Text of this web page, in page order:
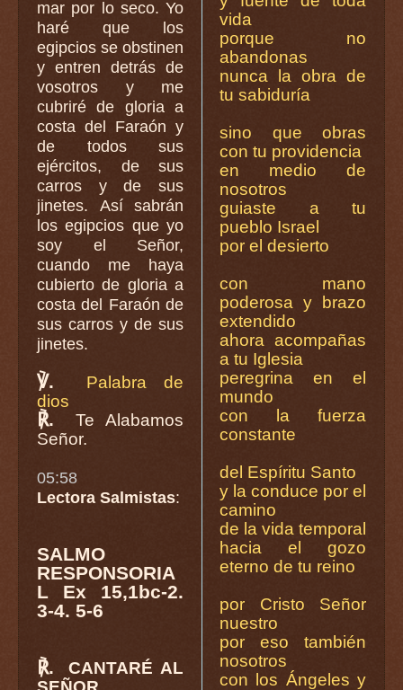
mar por lo seco. Yo
haré que los
egipcios se obstinen
y entren detrás de
vosotros y me
cubriré de gloria a
costa del Faraón y
de todos sus
ejércitos, de sus
carros y de sus
jinetes. Así sabrán
los egipcios que yo
soy el Señor,
cuando me haya
cubierto de gloria a
costa del Faraón de
sus carros y de sus
jinetes.
℣.
Palabra de
dios
℟.
Te Alabamos
Señor.
05:58
Lectora Salmistas:
SALMO
RESPONSORIA
L Ex 15,1bc-2.
3-4. 5-6
℟.
CANTARÉ AL
vida
porque no
abandonas
nunca la obra de
tu sabiduría
sino que obras
con tu providencia
en medio de
nosotros
guiaste a tu
pueblo Israel
por el desierto
con mano
poderosa y brazo
extendido
ahora acompañas
a tu Iglesia
peregrina en el
mundo
con la fuerza
constante
del Espíritu Santo
y la conduce por el
camino
de la vida temporal
hacia el gozo
eterno de tu reino
por Cristo Señor
nuestro
por eso también
nosotros
con los Ángeles y